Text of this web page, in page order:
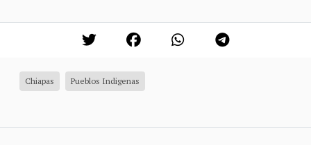
Chiapas Pueblos Indigenas